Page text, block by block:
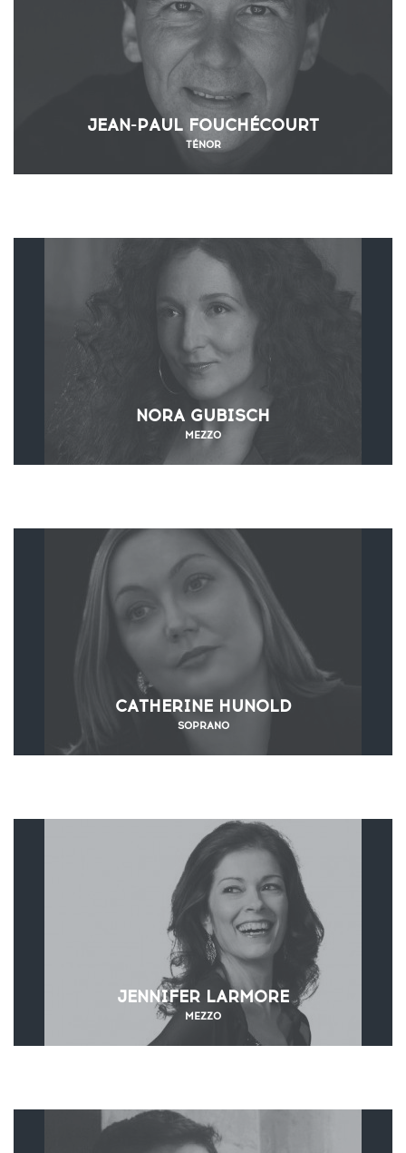
JEAN-PAUL FOUCHÉCOURT
TÉNOR
NORA GUBISCH
MEZZO
CATHERINE HUNOLD
SOPRANO
JENNIFER LARMORE
MEZZO